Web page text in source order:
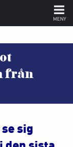
från
sig